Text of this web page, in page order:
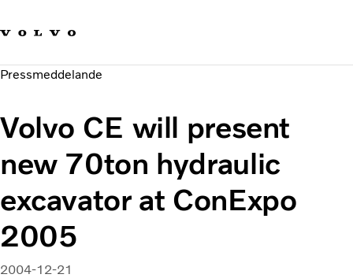
Hållbara transporter
Investerare
Pressmeddelande
Volvo CE will present
new 70ton hydraulic
excavator at ConExpo
2005
2004-12-21